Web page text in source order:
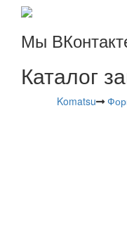
Мы
Каталог
Komatsu